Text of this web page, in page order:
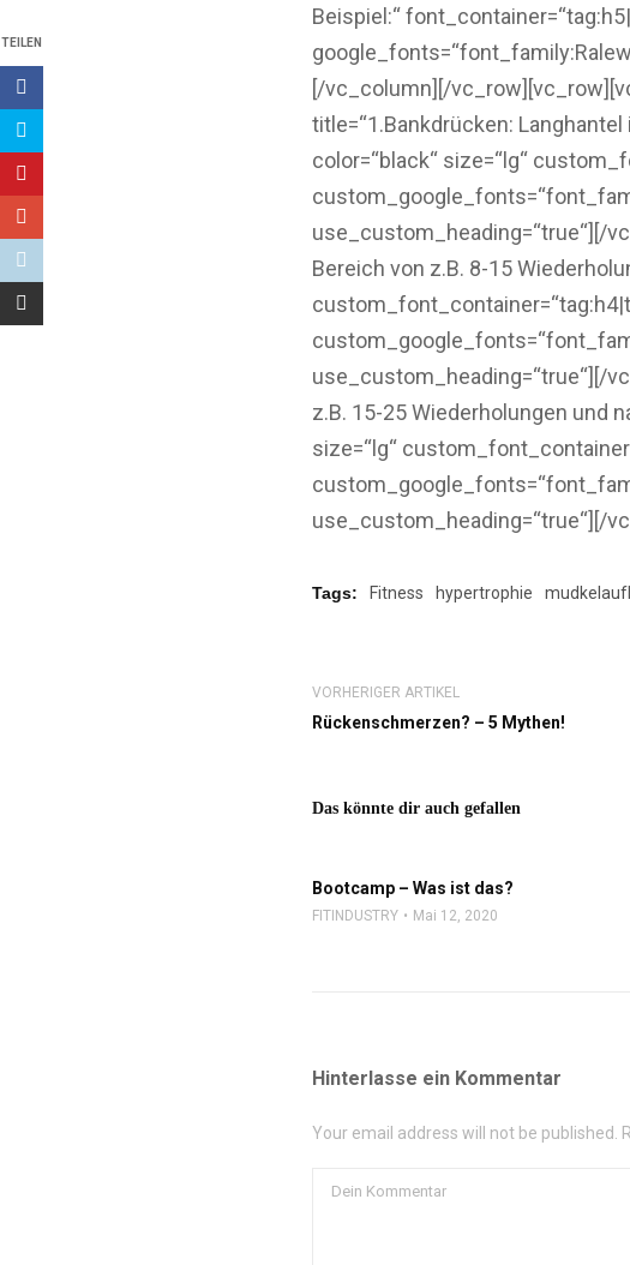
TEILEN
Beispiel:“
[/vc_column][/
title=“1.Bankdrücken:
color=“black“ size=“lg“
use_custom_heading=“true“][/
Bereich von z.B. 8-15
use_custom_heading=“true“][/
z.B. 15-25 Wiederholungen und
size=“lg“
use_custom_heading=“true“][/
Tags: Fitness hypertrophie
VORHERIGER ARTIKEL
Rückenschmerzen? – 5 Mythen!
Das könnte dir auch gefallen
Bootcamp – Was ist das?
FITINDUSTRY Mai 12, 2020
Hinterlasse ein Kommentar
Your email address will not be published.